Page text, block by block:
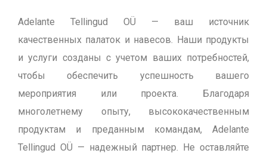
Adelante Tellingud OÜ — ваш источник
качественных палаток и навесов. Наши продукты
и услуги созданы с учетом ваших потребностей,
чтобы обеспечить успешность вашего
мероприятия или проекта. Благодаря
многолетнему опыту, высококачественным
продуктам и преданным командам, Adelante
Tellingud OÜ — надежный партнер. Не оставляйте